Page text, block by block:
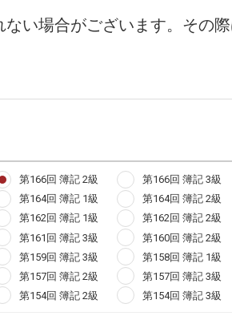
い場合がございます。その際
第166回 簿記 2級 第166回 簿記 3級
第164回 簿記 1級
第164回 簿記 2級
第162回 簿記 1級
第162回 簿記 2級
第161回 簿記 3級
第160回 簿記 2級
第159回 簿記 3級
第158回 簿記 1級
第157回 簿記 2級
第157回 簿記 3級
第154回 簿記 2級
第154回 簿記 3級